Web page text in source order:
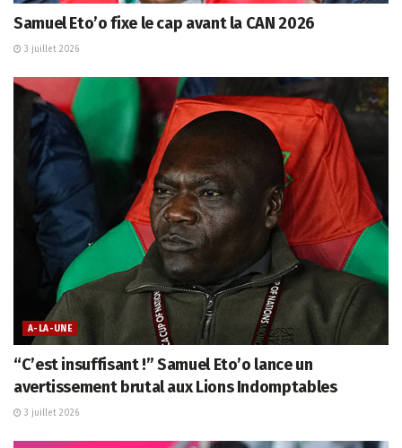
Samuel Eto’o fixe le cap avant la CAN 2026
3 juillet 2026
A-LA-UNE
“C’est insuffisant !” Samuel Eto’o lance un
avertissement brutal aux Lions Indomptables
3 juillet 2026